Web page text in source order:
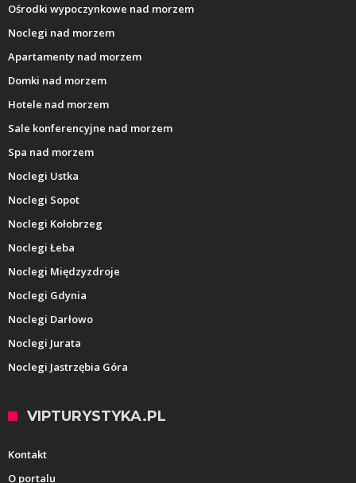
Ośrodki wypoczynkowe nad morzem
Noclegi nad morzem
Apartamenty nad morzem
Domki nad morzem
Hotele nad morzem
Sale konferencyjne nad morzem
Spa nad morzem
Noclegi Ustka
Noclegi Sopot
Noclegi Kołobrzeg
Noclegi Łeba
Noclegi Międzyzdroje
Noclegi Gdynia
Noclegi Darłowo
Noclegi Jurata
Noclegi Jastrzębia Góra
VIPTURYSTYKA.PL
Kontakt
O portalu